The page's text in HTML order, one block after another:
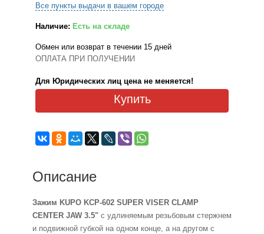
Все пункты выдачи в вашем городе
Наличие: Есть на складе
Обмен или возврат в течении 15 дней
ОПЛАТА ПРИ ПОЛУЧЕНИИ
Для Юридических лиц цена не меняется!
Купить
Описание
Зажим KUPO KCP-602 SUPER VISER CLAMP
CENTER JAW 3.5" с удлиняемым резьбовым стержнем
и подвижной губкой на одном конце, а на другом с